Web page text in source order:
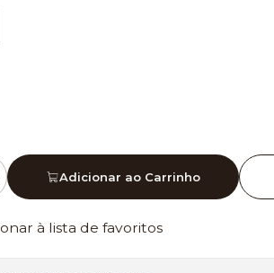
Adicionar ao Carrinho
à lista de favoritos